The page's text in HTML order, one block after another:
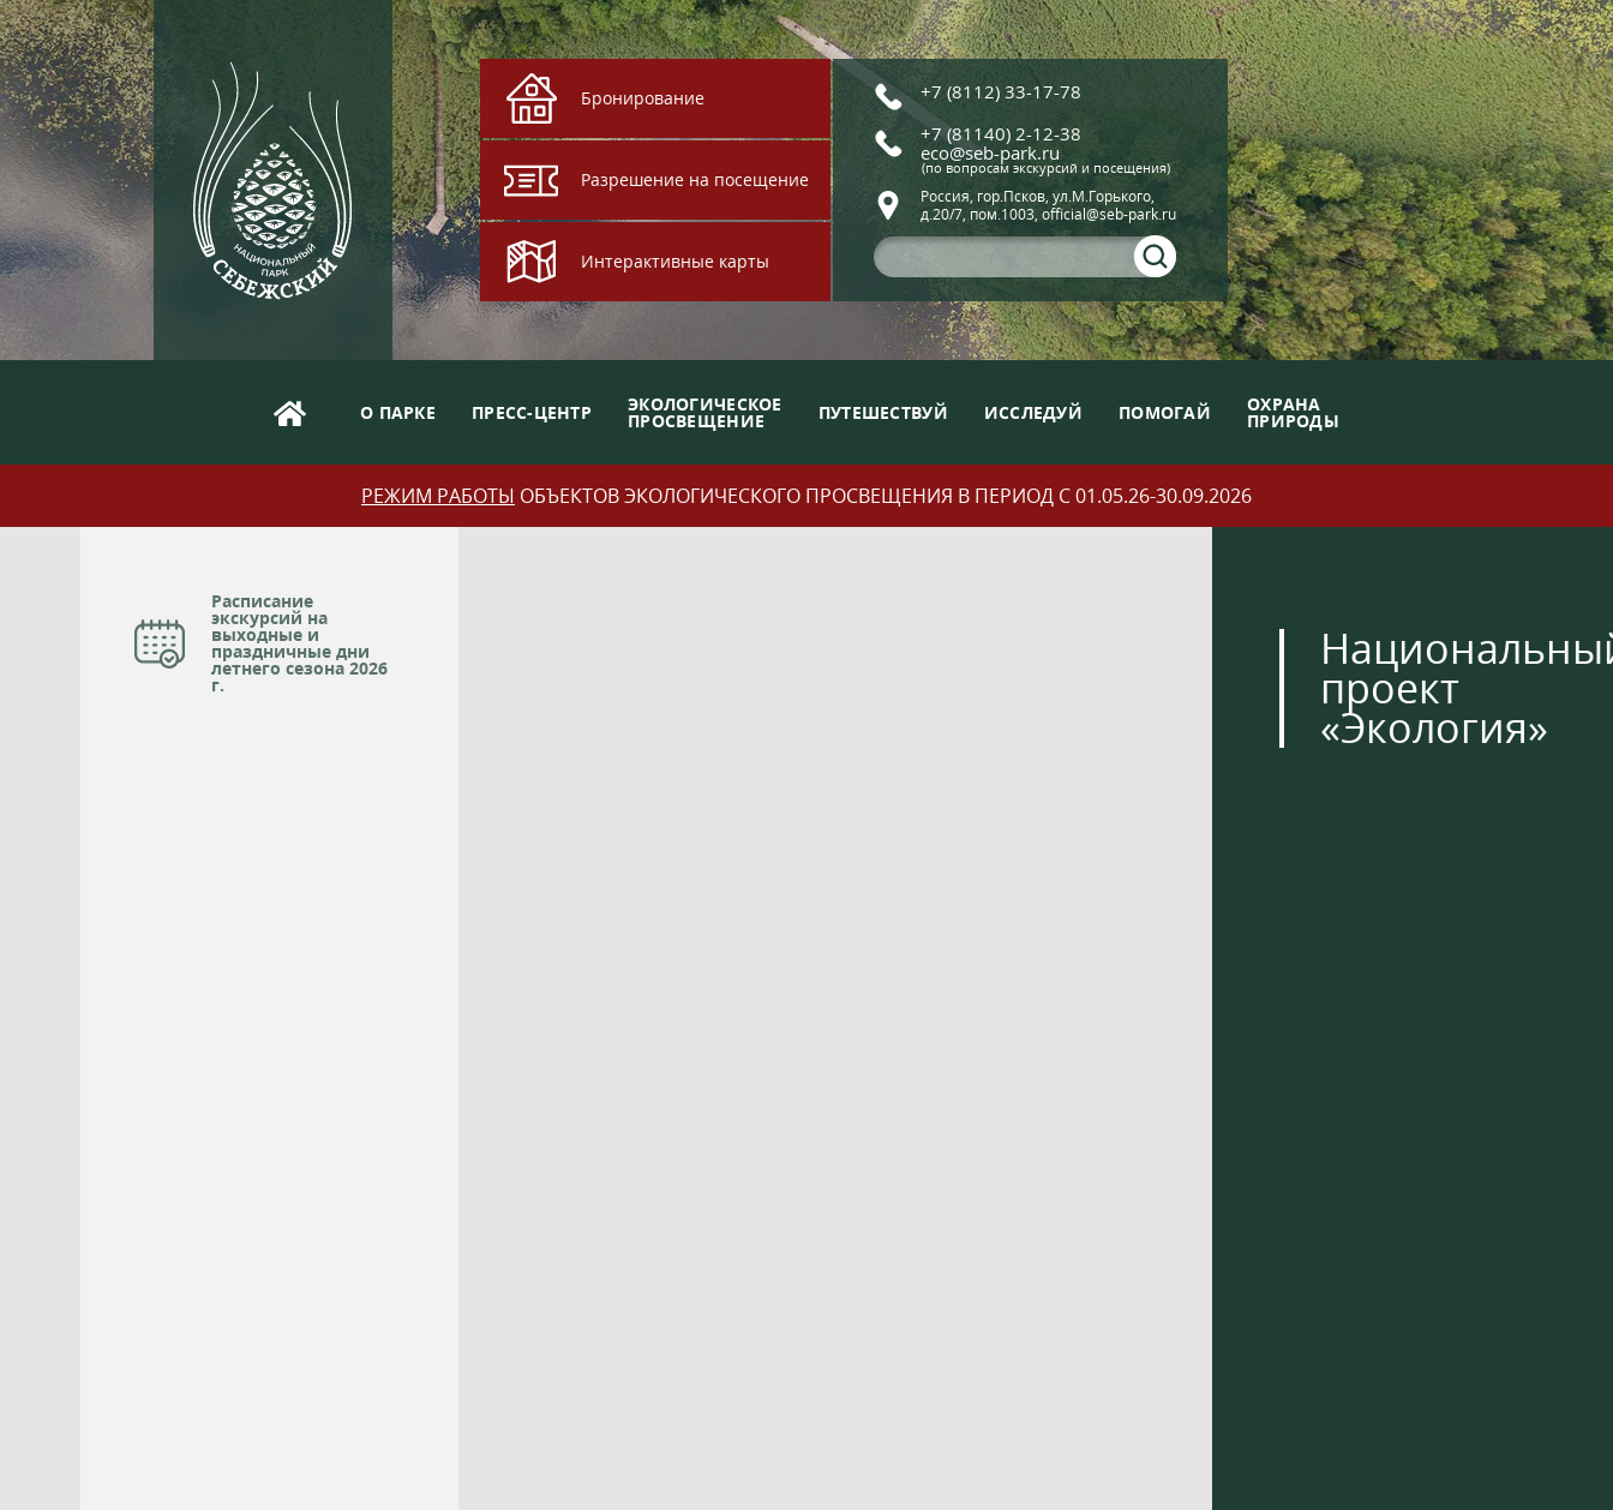
Бронирование
Разрешение на посещение
Интерактивные карты
+7 (8112) 33-17-78
+7 (81140) 2-12-38
eco@seb-park.ru
(по вопросам экскурсий и посещения)
Россия, гор.Псков, ул.М.Горького,
д.20/7, пом.1003, official@seb-park.ru
О ПАРКЕ ПРЕСС-ЦЕНТР ЭКОЛОГИЧЕСКОЕ
ПРОСВЕЩЕНИЕ ПУТЕШЕСТВУЙ ИССЛЕДУЙ ПОМОГАЙ ОХРАНА
ПРИРОДЫ
РЕЖИМ РАБОТЫ ОБЪЕКТОВ ЭКОЛОГИЧЕСКОГО ПРОСВЕЩЕНИЯ В ПЕРИОД С 01.05.26-30.09.2026
Расписание
экскурсий на
выходные и
праздничные дни
летнего сезона 2026
г. проект
«Экология»